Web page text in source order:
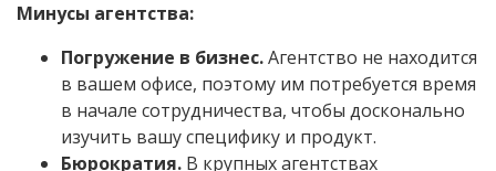
Минусы агентства:
Погружение в бизнес.Агентство не находится
в вашем офисе, поэтому им потребуется время
в начале сотрудничества, чтобы досконально
изучить вашу специфику и продукт.
Бюрократия. В крупных агентствах